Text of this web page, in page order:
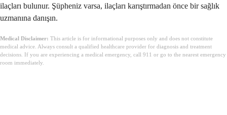
ilaçları bulunur. Şüpheniz varsa, ilaçları karıştırmadan önce bir sağlık
uzmanına danışın.
Medical Disclaimer: This article is for informational purposes only and does not constitute
medical advice. Always consult a qualified healthcare provider for diagnosis and treatment
decisions. If you are experiencing a medical emergency, call 911 or go to the nearest emergency
room immediately.